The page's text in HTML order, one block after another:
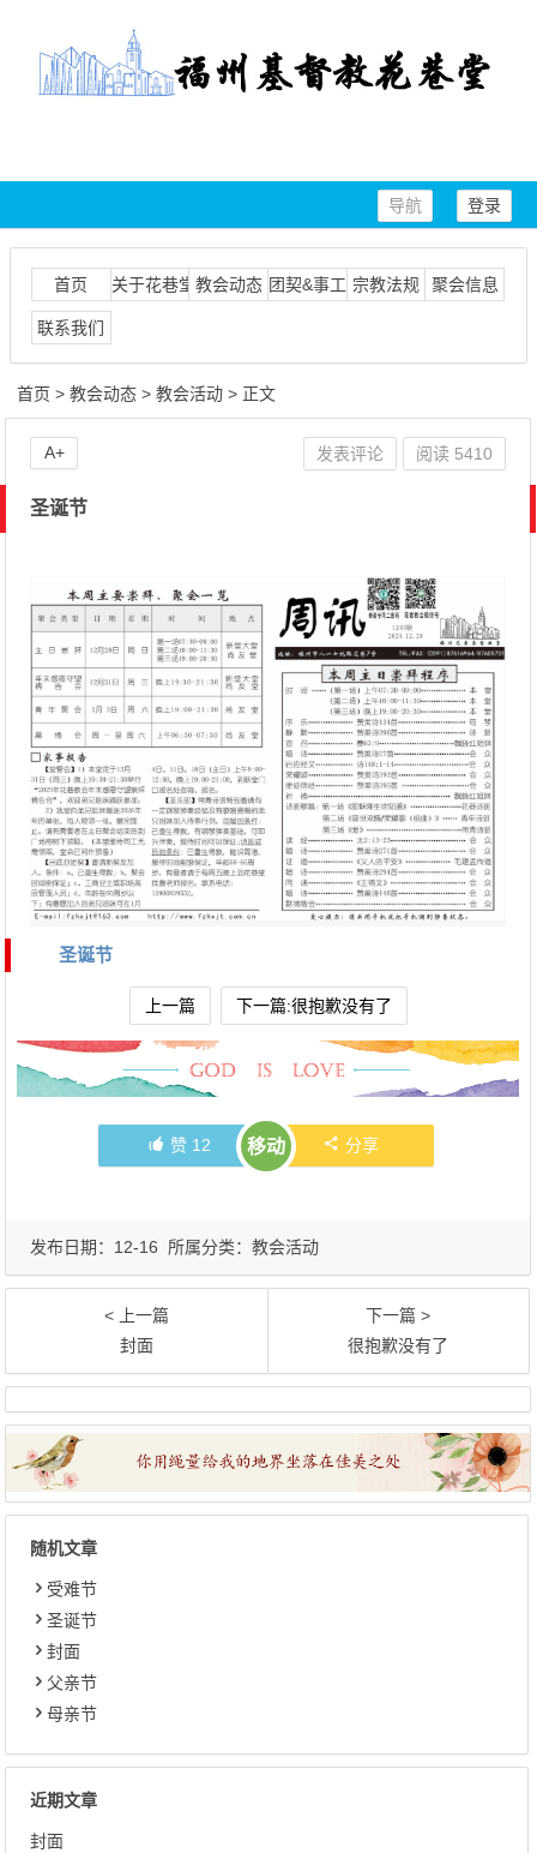
登录
导航
首页 关于花巷堂 教会动态 团契&事工 宗教法规 聚会信息
联系我们
首页 >教会动态 >教会活动 > 正文
圣诞节
圣诞节
上一篇 下一篇:很抱歉没有了
赞 12 移动 分享
发表评论 阅读 5410
A+
发布日期：12-16 所属分类：教会活动
< 上一篇
封面
下一篇 >
很抱歉没有了
随机文章
受难节
圣诞节
封面
父亲节
母亲节
近期文章
封面